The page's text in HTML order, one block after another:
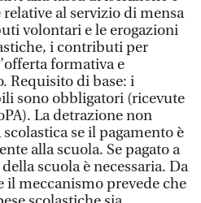
relative al servizio di mensa
volontari e le erogazioni
i contributi per
formativa e
Requisito di base: i
sono obbligatori (ricevute
La detrazione non
se il pagamento è
alla scuola. Se pagato a
scuola è necessaria. Da
il meccanismo prevede che